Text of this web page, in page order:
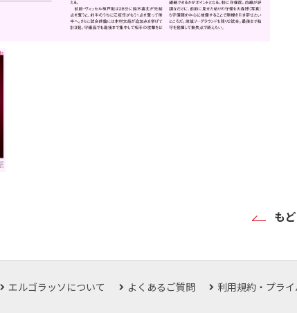
も
エルゴラッソについて よくあるご質問 利用規約・プラ